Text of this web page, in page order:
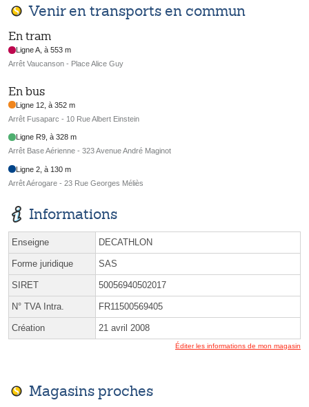
Venir en transports en commun
En tram
Ligne A, à 553 m
Arrêt Vaucanson - Place Alice Guy
En bus
Ligne 12, à 352 m
Arrêt Fusaparc - 10 Rue Albert Einstein
Ligne R9, à 328 m
Arrêt Base Aérienne - 323 Avenue André Maginot
Ligne 2, à 130 m
Arrêt Aérogare - 23 Rue Georges Méliès
Informations
Enseigne DECATHLON
Forme juridique SAS
SIRET 50056940502017
N° TVA Intra. FR11500569405
Création 21 avril 2008
Éditer les informations de mon magasin
Magasins proches